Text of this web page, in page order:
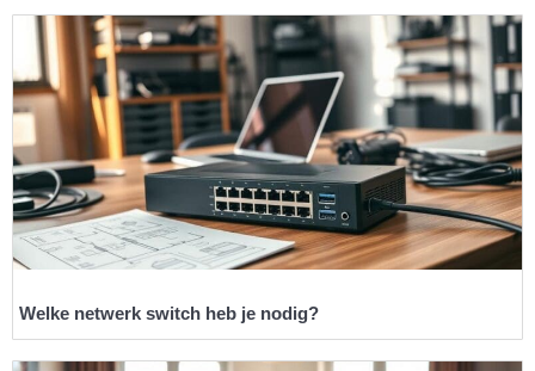
Welke netwerk switch heb je nodig?